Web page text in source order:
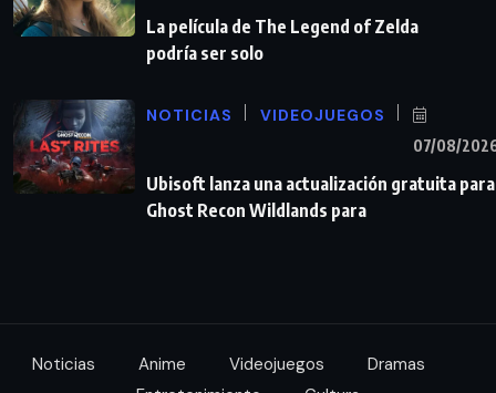
La película de The Legend of Zelda
podría ser solo
NOTICIAS VIDEOJUEGOS
07/08/
Ubisoft lanza una actualización gratuita para
Ghost Recon Wildlands para
Noticias Anime Videojuegos
Dramas